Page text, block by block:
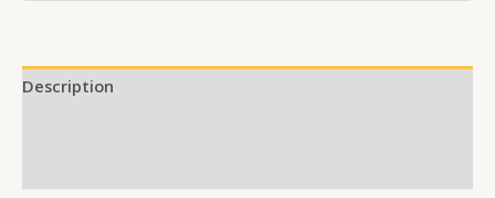
Description